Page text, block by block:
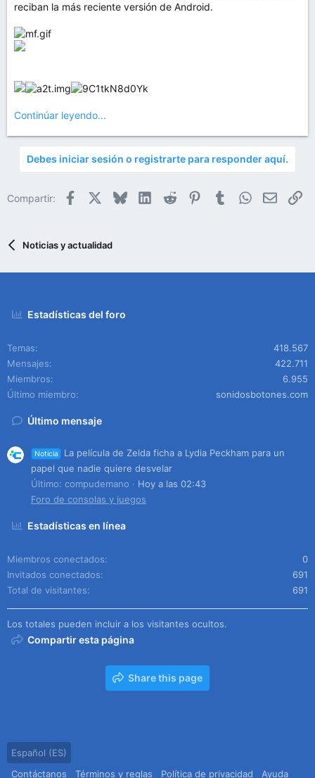
reciban la más reciente versión de Android.
Continúar leyendo...
Debes iniciar sesión o registrarte para responder aquí.
Compartir: Facebook BlueskyLinkedIn
Reddit PinterestTumblrWhatsApp
Email
Noticias y actualidad
Estadísticas del foro
Temas
418.567
Mensajes
422.711
Miembros
6.955
Último miembro
sonidosbotones.com
Último mensaje
Noticia
La película de Zelda ficha a Lydia Peckham para un
papel que nadie quiere desvelar
Último: compudemano
Hoy a las 02:43
Foro de consolas y juegos
Estadísticas en línea
Miembros conectados
0
Invitados conectados
691
Total de visitantes
691
Los totales pueden incluir a los visitantes ocultos.
Compartir esta página
Share this page
Español (ES)
Contáctanos
Términos y reglas Política de privacidad Ayuda